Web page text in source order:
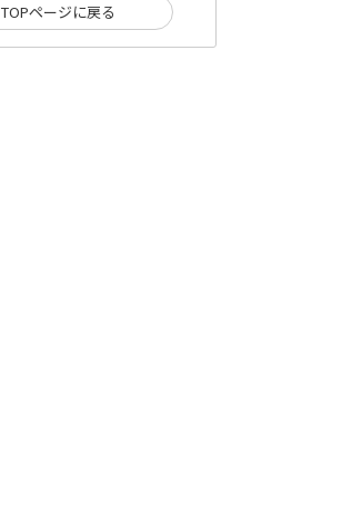
TOPページに戻る